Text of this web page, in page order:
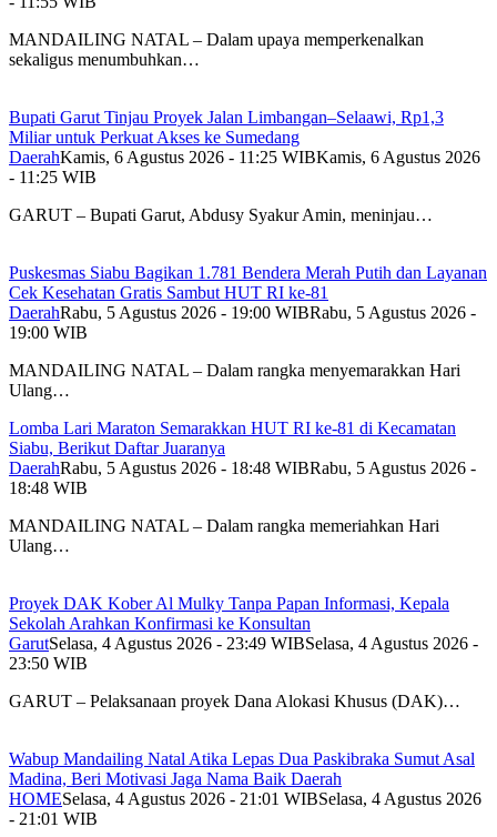
MANDAILING NATAL – Dalam upaya memperkenalkan
sekaligus menumbuhkan…
Bupati Garut Tinjau Proyek Jalan Limbangan–Selaawi, Rp1,3
Miliar untuk Perkuat Akses ke Sumedang
DaerahKamis, 6 Agustus 2026 - 11:25 WIBKamis, 6 Agustus 2026
- 11:25 WIB
GARUT – Bupati Garut, Abdusy Syakur Amin, meninjau…
Puskesmas Siabu Bagikan 1.781 Bendera Merah Putih dan Layanan
Cek Kesehatan Gratis Sambut HUT RI ke-81
DaerahRabu, 5 Agustus 2026 - 19:00 WIBRabu, 5 Agustus 2026 -
19:00 WIB
MANDAILING NATAL – Dalam rangka menyemarakkan Hari
Ulang…
Lomba Lari Maraton Semarakkan HUT RI ke-81 di Kecamatan
Siabu, Berikut Daftar Juaranya
DaerahRabu, 5 Agustus 2026 - 18:48 WIBRabu, 5 Agustus 2026 -
18:48 WIB
MANDAILING NATAL – Dalam rangka memeriahkan Hari
Ulang…
Proyek DAK Kober Al Mulky Tanpa Papan Informasi, Kepala
Sekolah Arahkan Konfirmasi ke Konsultan
GarutSelasa, 4 Agustus 2026 - 23:49 WIBSelasa, 4 Agustus 2026 -
23:50 WIB
GARUT – Pelaksanaan proyek Dana Alokasi Khusus (DAK)…
Wabup Mandailing Natal Atika Lepas Dua Paskibraka Sumut Asal
Madina, Beri Motivasi Jaga Nama Baik Daerah
HOMESelasa, 4 Agustus 2026 - 21:01 WIBSelasa, 4 Agustus 2026
- 21:01 WIB